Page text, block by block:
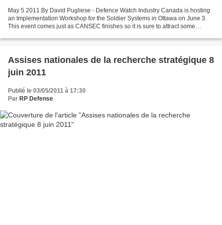
May 5 2011 By David Pugliese - Defence Watch Industry Canada is hosting
an Implementation Workshop for the Soldier Systems in Ottawa on June 3.
This event comes just as CANSEC finishes so it is sure to attract some
Assises nationales de la recherche stratégique 8
juin 2011
Publié le 03/05/2011 à 17:30
Par RP Defense